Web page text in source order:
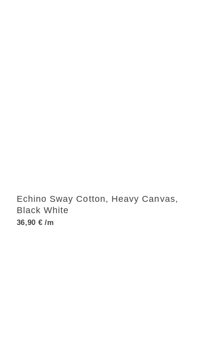
Echino Sway Cotton, Heavy Canvas,
Black White
36,90 € /m